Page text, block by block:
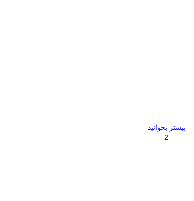
بیشتر بخوانید
2